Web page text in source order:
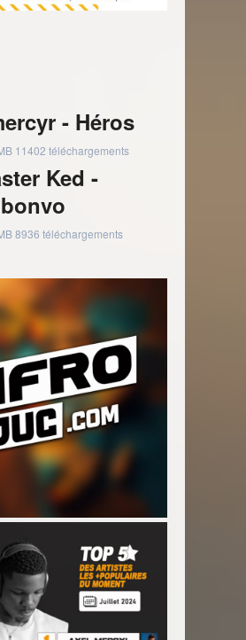
- Héros
11402 téléchargements
Ked -
8936 téléchargements